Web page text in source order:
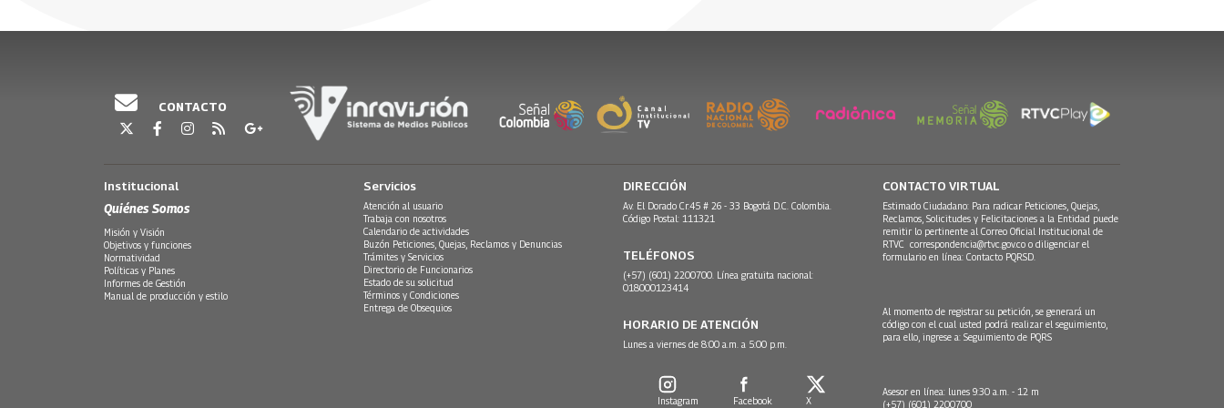
de los Objetivos de Desarrollo Sostenible, adoptados por las Naciones Unidas, y ex
CONTACTO
Institucional
Quiénes Somos
Misión y Visión
Objetivos y funciones
Normatividad
Políticas y Planes
Informes de Gestión
Manual de producción y estilo
Servicios
Atención al usuario
Trabaja con nosotros
Calendario de actividades
Buzón Peticiones, Quejas, Reclamos y Denuncias
Trámites y Servicios
Directorio de Funcionarios
Estado de su solicitud
Términos y Condiciones
Entrega de Obsequios
DIRECCIÓN
Av. El Dorado Cr.45 # 26 - 33 Bogotá D.C. Colombia.
Código Postal: 111321
TELÉFONOS
(+57) (601) 2200700. Línea gratuita nacional:
018000123414
HORARIO DE ATENCIÓN
Lunes a viernes de 8:00 a.m. a 5:00 p.m.
Instagram Facebook X
CONTACTO VIRTUAL
Estimado Ciudadano: Para radicar Peticiones, Quejas,
Reclamos, Solicitudes y Felicitaciones a la Entidad puede
remitir lo pertinente al Correo Oficial Institucional de
RTVC correspondencia@rtvc.gov.co o diligenciar el
formulario en línea: Contacto PQRSD.
Al momento de registrar su petición, se generará un
código con el cual usted podrá realizar el seguimiento,
para ello, ingrese a: Seguimiento de PQRS
Asesor en línea: lunes 9:30 a.m. - 12 m
(+57) (601) 2200700